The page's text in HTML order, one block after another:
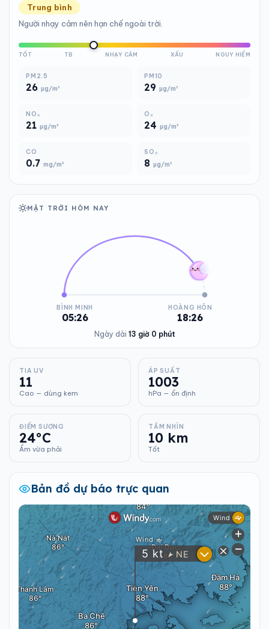
Trung bình
Người nhạy cảm nên hạn chế ngoài trời.
TỐT TB NHẠY CẢM XẤU NGUY HIỂM
PM2.5
26 µg/m³
PM10
29 µg/m³
NO₂
21 µg/m³
O₃
24 µg/m³
CO
0.7 mg/m³
SO₂
8 µg/m³
MẶT TRỜI HÔM NAY
BÌNH MINH
05:26
HOÀNG HÔN
18:26
Ngày dài 13 giờ 0 phút
TIA UV
11
Cao — dùng kem
ÁP SUẤT
1003
hPa — ổn định
ĐIỂM SƯƠNG
24°C
Ẩm vừa phải
TẦM NHÌN
10 km
Tốt
Bản đồ dự báo trực quan